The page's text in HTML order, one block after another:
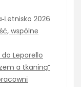
2026
wspólne
Leporello
a tkaniną”